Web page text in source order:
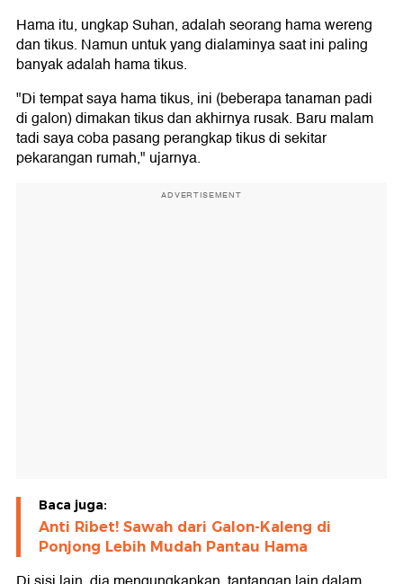
Hama itu, ungkap Suhan, adalah seorang hama wereng
dan tikus. Namun untuk yang dialaminya saat ini paling
banyak adalah hama tikus.
"Di tempat saya hama tikus, ini (beberapa tanaman padi
di galon) dimakan tikus dan akhirnya rusak. Baru malam
tadi saya coba pasang perangkap tikus di sekitar
pekarangan rumah," ujarnya.
ADVERTISEMENT
Baca juga:
Anti Ribet! Sawah dari Galon-Kaleng di
Ponjong Lebih Mudah Pantau Hama